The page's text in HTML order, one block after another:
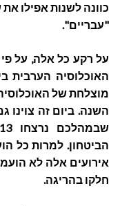
כוונה לשנות אפילו
"עבריים".
על רקע כל אלה, על
האוכלוסיה הערבית
הביטחון. למרות כל
אירועים אלה לא
חלקו בהריגה.